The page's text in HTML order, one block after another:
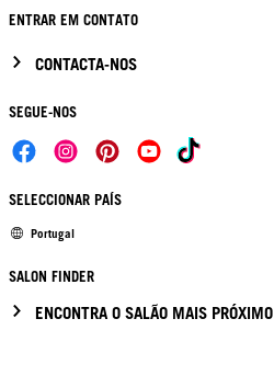
ENTRAR EM CONTATO
CONTACTA-NOS
SEGUE-NOS
SELECCIONAR PAÍS
Portugal
SALON FINDER
ENCONTRA O SALÃO MAIS PRÓXIMO